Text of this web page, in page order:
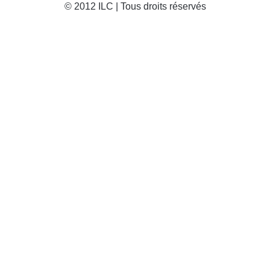
© 2012 ILC | Tous droits réservés